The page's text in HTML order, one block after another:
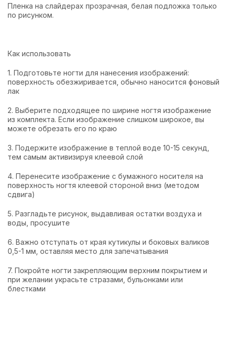
Пленка на слайдерах прозрачная, белая подложка только
по рисунком.
Как использовать
1. Подготовьте ногти для нанесения изображений:
поверхность обезжиривается, обычно наносится фоновый
лак
2. Выберите подходящее по ширине ногтя изображение
из комплекта. Если изображение слишком широкое, вы
можете обрезать его по краю
3. Подержите изображение в теплой воде 10-15 секунд,
тем самым активизируя клеевой слой
4. Перенесите изображение с бумажного носителя на
поверхность ногтя клеевой стороной вниз (методом
сдвига)
5. Разгладьте рисунок, выдавливая остатки воздуха и
воды, просушите
6. Важно отступать от края кутикулы и боковых валиков
0,5-1 мм, оставляя место для запечатывания
7. Покройте ногти закрепляющим верхним покрытием и
при желании украсьте стразами, бульонками или
блестками